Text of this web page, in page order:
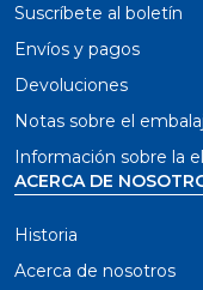
Suscríbete al boletín
Envíos y pagos
Devoluciones
Notas sobre el
Información sobre la
ACERCA DE
Historia
Acerca de nosotros